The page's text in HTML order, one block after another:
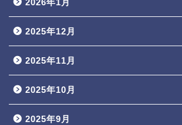
2026年1月
2025年12月
2025年11月
2025年10月
2025年9月